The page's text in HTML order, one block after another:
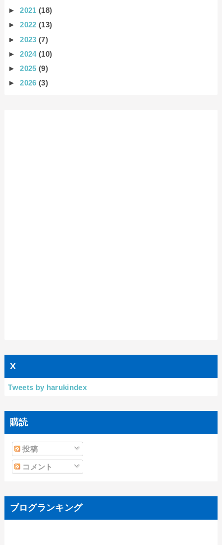
►2021(18)
►2022(13)
►2023(7)
►2024(10)
►2025(9)
►2026(3)
X
Tweets by harukindex
購読
投稿
コメント
ブログランキング